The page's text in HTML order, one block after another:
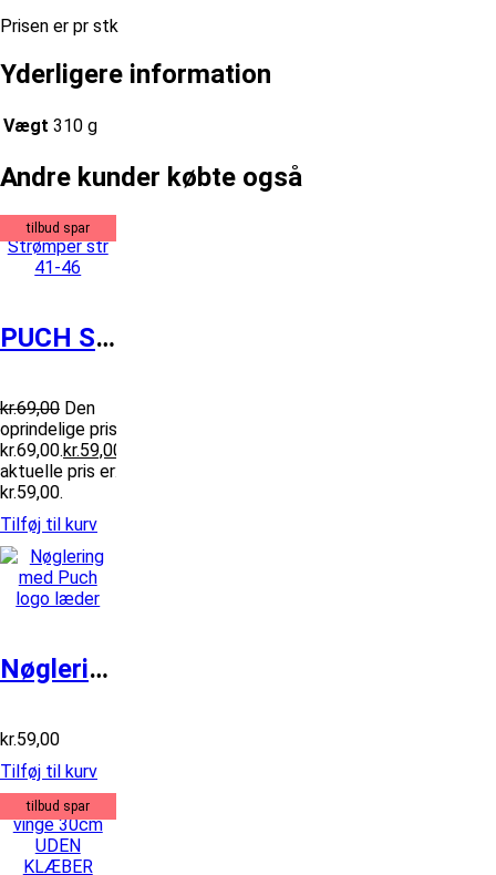
Prisen er pr stk
Yderligere information
Vægt 310 g
Andre kunder købte også
tilbud spar
PUCH Strømper str 41-46
kr.69,00 Den
oprindelige pris var:
kr.69,00.kr.59,00
aktuelle pris er:
kr.59,00.
Tilføj til kurv
Nøglering med Puch logo læder
kr.59,00
Tilføj til kurv
tilbud spar